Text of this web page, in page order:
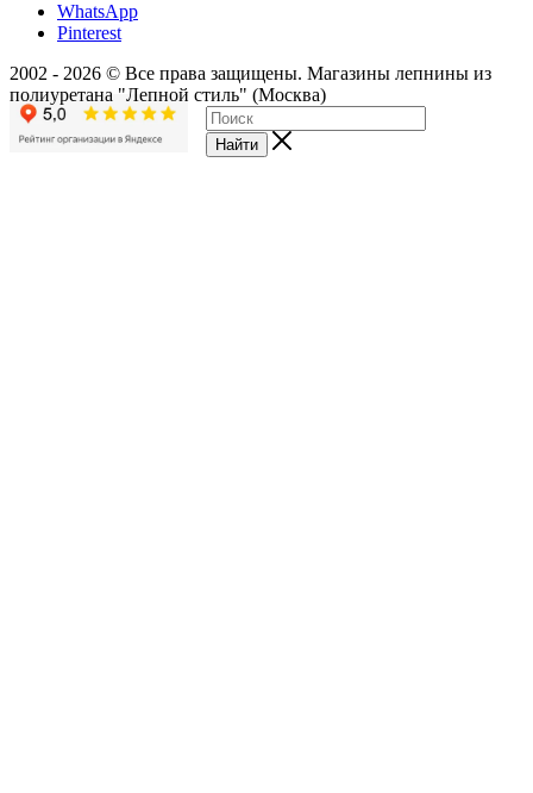
WhatsApp
Pinterest
2002 - 2026 © Все права защищены. Магазины лепнины из
полиуретана "Лепной стиль" (Москва)
Найти